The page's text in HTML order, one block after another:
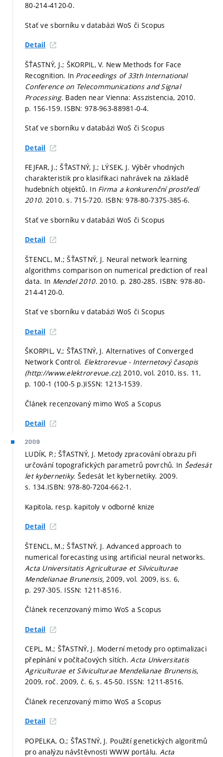
80-214-4120-0.
Stať ve sborníku v databázi WoS či Scopus
Detail
ŠŤASTNÝ, J.; ŠKORPIL, V. New Methods for Face
Recognition. In Proceedings of 33th International
Conference on Telecommunications and Signal
Processing. Baden near Vienna: Asszistencia, 2010.
p. 156-159. ISBN: 978-963-88981-0-4.
Stať ve sborníku v databázi WoS či Scopus
Detail
FEJFAR, J.; ŠŤASTNÝ, J.; LÝSEK, J. Výběr vhodných
charakteristik pro klasifikaci nahrávek na základě
hudebních objektů. In Firma a konkurenční prostředí
2010. 2010.s. 715-720. ISBN: 978-80-7375-385-6.
Stať ve sborníku v databázi WoS či Scopus
Detail
ŠTENCL, M.; ŠŤASTNÝ, J. Neural network learning
algorithms comparison on numerical prediction of real
data. In Mendel 2010. 2010. p. 280-285. ISBN: 978-80-
214-4120-0.
Stať ve sborníku v databázi WoS či Scopus
Detail
ŠKORPIL, V.; ŠŤASTNÝ, J. Alternatives of Converged
Network Control. Elektrorevue - Internetový časopis
(http://www.elektrorevue.cz),2010, vol. 2010, iss. 11,
p. 100-1 (100-5 p.)ISSN: 1213-1539.
Článek recenzovaný mimo WoS a Scopus
Detail
2009
LUDÍK, P.; ŠŤASTNÝ, J. Metody zpracování obrazu při
určování topografických parametrů povrchů. In Šedesát
let kybernetiky. Šedesát let kybernetiky. 2009.
s. 134.ISBN: 978-80-7204-662-1.
Kapitola, resp. kapitoly v odborné knize
Detail
ŠTENCL, M.; ŠŤASTNÝ, J. Advanced approach to
numerical forecasting using artificial neural networks.
Acta Universitatis Agriculturae et Silviculturae
Mendelianae Brunensis, 2009, vol. 2009, iss. 6,
p. 297-305. ISSN: 1211-8516.
Článek recenzovaný mimo WoS a Scopus
Detail
CEPL, M.; ŠŤASTNÝ, J. Moderní metody pro optimalizaci
přepínání v počítačových sítích.Acta Universitatis
Agriculturae et Silviculturae Mendelianae Brunensis,
2009, roč. 2009, č. 6,s. 45-50. ISSN: 1211-8516.
Článek recenzovaný mimo WoS a Scopus
Detail
POPELKA, O.; ŠŤASTNÝ, J. Použití genetických algoritmů
pro analýzu návštěvnosti WWW portálu. Acta